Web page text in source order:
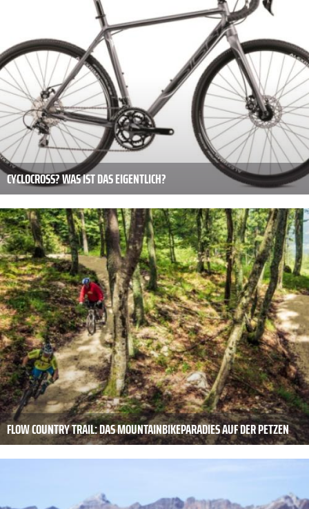
CYCLOCROSS? WAS IST DAS EIGENTLICH?
FLOW COUNTRY TRAIL: DAS MOUNTAINBIKEPARADIES AUF DER PETZEN